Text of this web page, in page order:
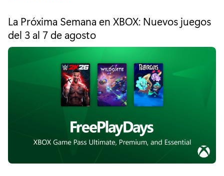
s
ñ
a
m
o
s
l
a
e
g
o
La Próxima Semana en XBOX: Nuevos juegos
del 3 al 7 de agosto